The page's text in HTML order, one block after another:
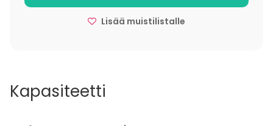
Lisää muistilistalle
Kapasiteetti